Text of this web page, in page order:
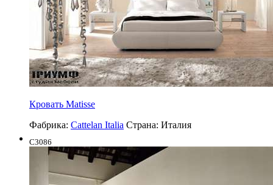
Кровать Matisse
Фабрика: Cattelan Italia Страна: Италия
C3086